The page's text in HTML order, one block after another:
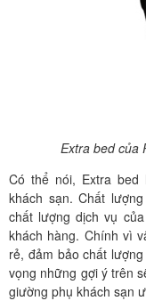
Extra bed của
Có thể nói, Extra
khách sạn. Chất
chất lượng dịch vụ
khách hàng. Chính vì
rẻ, đảm bảo chất
vọng những gợi ý trên
giường phụ khách sạn